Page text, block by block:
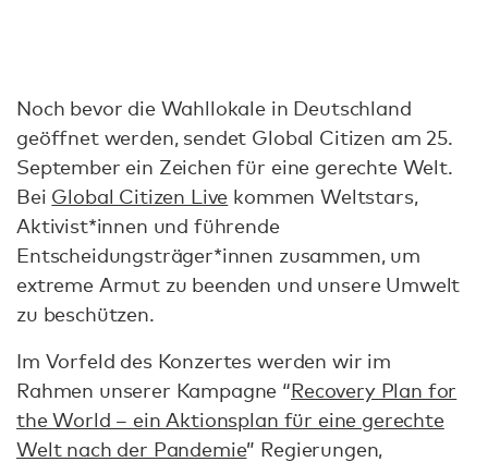
Noch bevor die Wahllokale in Deutschland
geöffnet werden, sendet Global Citizen am 25.
September ein Zeichen für eine gerechte Welt.
Bei Global Citizen Live kommen Weltstars,
Aktivist*innen und führende
Entscheidungsträger*innen zusammen, um
extreme Armut zu beenden und unsere Umwelt
zu beschützen.
Im Vorfeld des Konzertes werden wir im
Rahmen unserer Kampagne “Recovery Plan for
the World – ein Aktionsplan für eine gerechte
Welt nach der Pandemie” Regierungen,